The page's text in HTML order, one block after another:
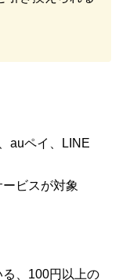
auペイ、LINE
ビスが対象
、100円以上の